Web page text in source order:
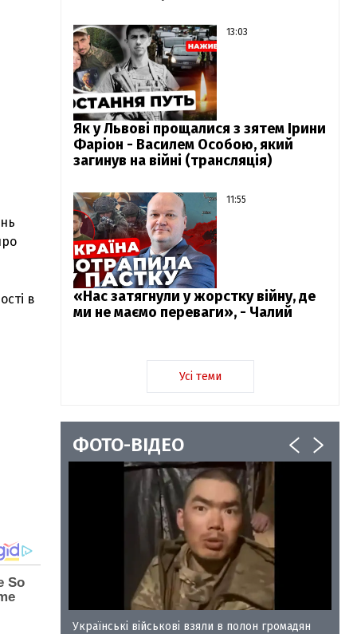
в
13:03
Як у Львові прощалися з зятем Ірини
Фаріон - Василем Особою, який
загинув на війні (трансляція)
11:55
«Нас затягнули у жорстку війну, де
ми не маємо переваги», - Чалий
Усі теми
ФОТО-ВІДЕО
35
Українські військові взяли в полон громадян